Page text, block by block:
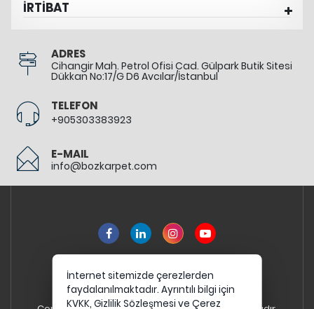
İRTİBAT
ADRES
Cihangir Mah. Petrol Ofisi Cad. Gülpark Butik Sitesi
Dükkan No:17/G D6 Avcılar/İstanbul
TELEFON
+905303383923
E-MAIL
info@bozkarpet.com
İnternet sitemizde çerezlerden
faydalanılmaktadır. Ayrıntılı bilgi için
KVKK, Gizlilik Sözleşmesi ve Çerez